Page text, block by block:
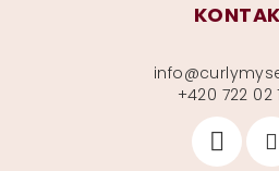
info@
+420 722 02